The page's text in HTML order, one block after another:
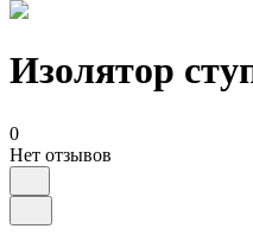
Изолятор
0
Нет отзывов